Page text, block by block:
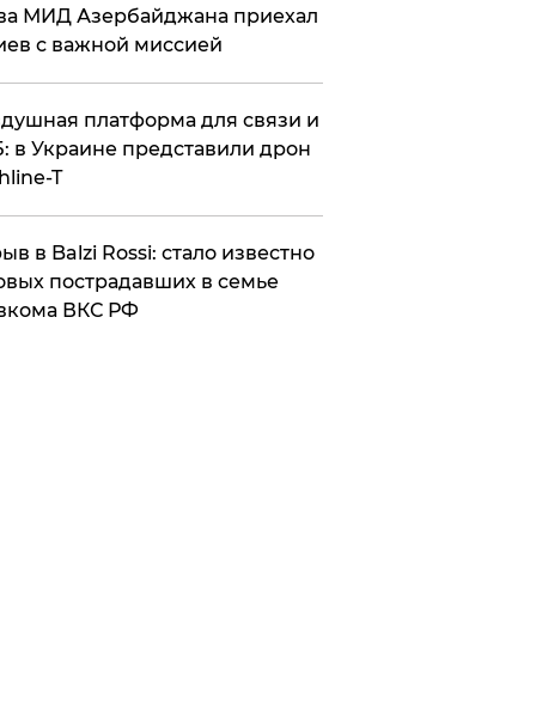
МИД Азербайджана приехал
с важной миссией
платформа для связи и
в Украине представили дрон
T
в Balzi Rossi: стало известно
пострадавших в семье
ВКС РФ